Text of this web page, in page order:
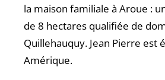
la maison familiale à Aroue :
de 8 hectares qualifiée de
Quillehauquy. Jean Pierre est
Amérique.